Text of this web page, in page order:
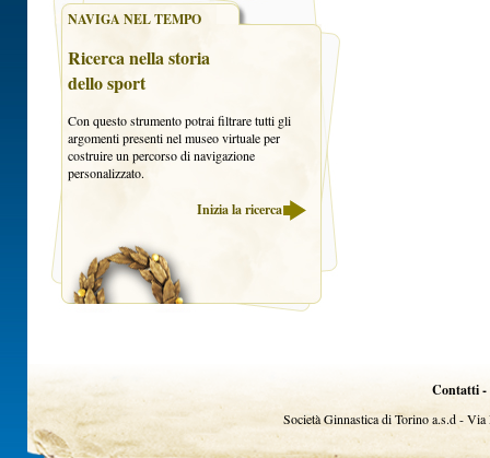
NAVIGA NEL TEMPO
Ricerca nella storia
dello sport
Con questo strumento potrai filtrare tutti gli
argomenti presenti nel museo virtuale per
costruire un percorso di navigazione
personalizzato.
Inizia la ricerca
Contatti -
Società Ginnastica di Torino a.s.d -